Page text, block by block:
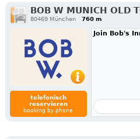
BOB W MUNICH OLD
80469 München 760 m
telefonisch
reservieren
booking by phone
Join Bob's